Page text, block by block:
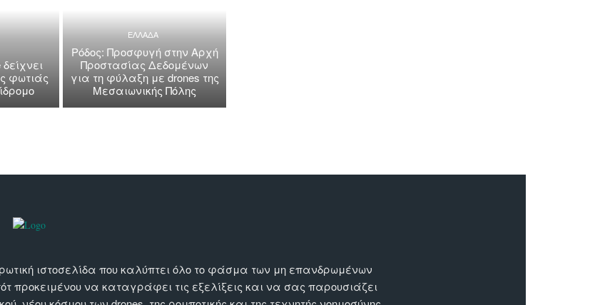
φωτιάς
ΕΛΛΑΔΑ
Ρόδος: Προσφυγή στην Αρχή
Προστασίας Δεδομένων
για τη φύλαξη με drones της
Μεσαιωνικής Πόλης
ιστοσελίδα που καλύπτει όλο το φάσμα των μη επανδρωμένων
προκειμένου να καταγράφει τις εξελίξεις και να σας παρουσιάζει